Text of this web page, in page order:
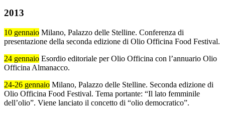
2013
10 gennaio Milano, Palazzo delle Stelline. Conferenza di
presentazione della seconda edizione di Olio Officina Food Festival.
24 gennaio Esordio editoriale per Olio Officina con l’annuario Olio
Officina Almanacco.
24-26 gennaio Milano, Palazzo delle Stelline. Seconda edizione di
Olio Officina Food Festival. Tema portante: “Il lato femminile
dell’olio”. Viene lanciato il concetto di “olio democratico”.